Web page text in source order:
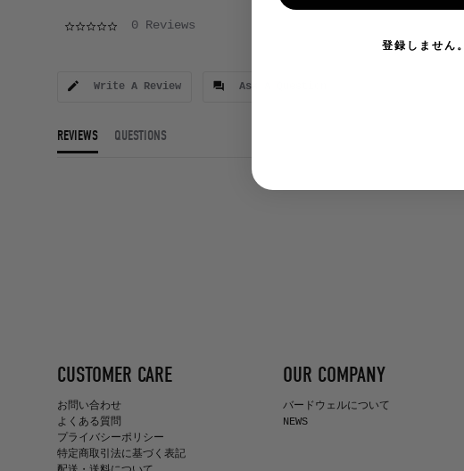
0 Reviews
Write A Review Ask A Question
REVIEWS QUESTIONS
CUSTOMER CARE
お問い合わせ
よくある質問
プライバシーポリシー
特定商取引法に基づく表記
OUR COMPANY
バードウェルについて
NEWS
登録しません。